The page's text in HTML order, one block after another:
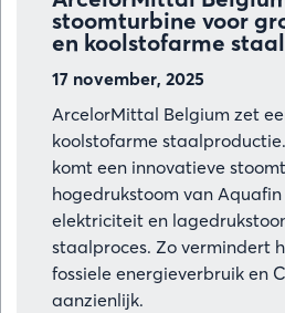
stoomturbine voor
en koolstofarme
17 november, 2025
ArcelorMittal Belgium zet
koolstofarme
komt een innovatieve
hogedrukstoom van
elektriciteit en
staalproces. Zo vermindert
fossiele energieverbruik en
aanzienlijk.